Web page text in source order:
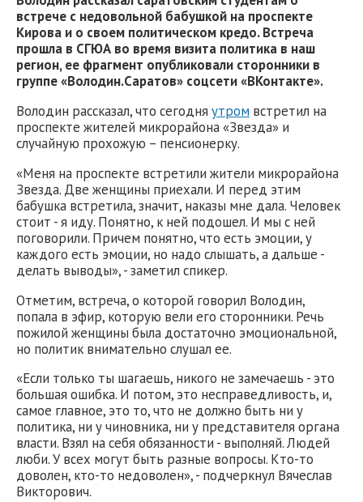
встрече с недовольной бабушкой на проспекте
Кирова и о своем политическом кредо. Встреча
прошла в СГЮА во время визита политика в наш
регион, ее фрагмент опубликовали сторонники в
группе«Володин.Саратов» соцсети «ВКонтакте».
Володин рассказал, что сегодня утром встретил на
проспекте жителей микрорайона «Звезда» и
случайную прохожую – пенсионерку.
«Меня на проспекте встретили жители микрорайона
Звезда. Две женщины приехали. И перед этим
бабушка встретила, значит, наказы мне дала. Человек
стоит - я иду. Понятно, к ней подошел. И мы с ней
поговорили. Причем понятно, что есть эмоции, у
каждого есть эмоции, но надо слышать, а дальше -
делать выводы», - заметил спикер.
Отметим, встреча, о которой говорил Володин,
попала в эфир, которую вели его сторонники. Речь
пожилой женщины была достаточно эмоциональной,
но политик внимательно слушал ее.
«Если только ты шагаешь, никого не замечаешь - это
большая ошибка. И потом, это несправедливость, и,
самое главное, это то, что не должно быть ни у
политика, ни у чиновника, ни у представителя органа
власти. Взял на себя обязанности - выполняй. Людей
люби. У всех могут быть разные вопросы. Кто-то
доволен, кто-то недоволен», - подчеркнул Вячеслав
Викторович.